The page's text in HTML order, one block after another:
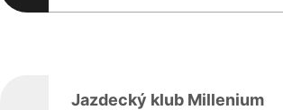
Jazdecký klub Millenium